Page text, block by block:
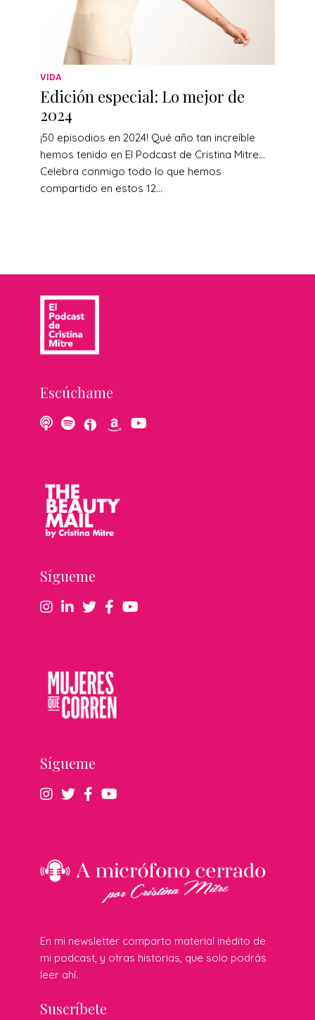
VIDA
Edición especial: Lo mejor de
2024
¡50 episodios en 2024! Qué año tan increíble
hemos tenido en El Podcast de Cristina Mitre…
Celebra conmigo todo lo que hemos
compartido en estos 12...
Escúchame
Sígueme
Sígueme
En mi newsletter comparto material inédito de
mi podcast, y otras historias, que solo podrás
leer ahí.
Suscríbete